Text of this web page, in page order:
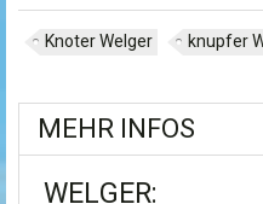
Knoter Welger knupfer
MEHR INFOS
WELGER: